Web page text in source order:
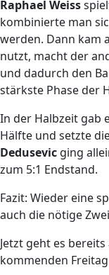
Raphael Weiss
kombinierte man
werden. Dann kam
nutzt, macht der
und dadurch den
stärkste Phase der
In der Halbzeit gab
Hälfte und setzte
Dedusevic ging
zum 5:1 Endstand.
Fazit: Wieder eine
auch die nötige
Jetzt geht es
kommenden